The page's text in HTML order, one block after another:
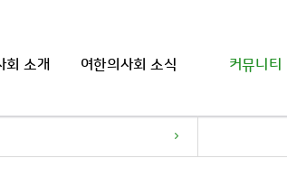
회 소개 여한의사회 소식 커뮤니티